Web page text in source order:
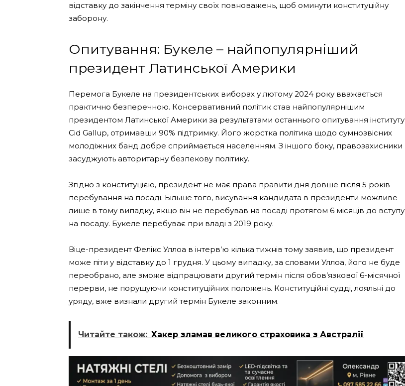
відставку до закінчення терміну своїх повноважень, щоб оминути конституційну
заборону.
Опитування: Букеле – найпопулярніший
президент Латинської Америки
Перемога Букеле на президентських виборах у лютому 2024 року вважається
практично безперечною. Консервативний політик став найпопулярнішим
президентом Латинської Америки за результатами останнього опитування інституту
Cid Gallup, отримавши 90% підтримку. Його жорстка політика щодо сумнозвісних
молодіжних банд добре сприймається населенням. З іншого боку, правозахисники
засуджують авторитарну безпекову політику.
Згідно з конституцією, президент не має права правити дня довше після 5 років
перебування на посаді. Більше того, висування кандидата в президенти можливе
лише в тому випадку, якщо він не перебував на посаді протягом 6 місяців до вступу
на посаду. Букеле перебуває при владі з 2019 року.
Віце-президент Фелікс Уллоа в інтерв’ю кілька тижнів тому заявив, що президент
може піти у відставку до 1 грудня. У цьому випадку, за словами Уллоа, його не буде
переобрано, але зможе відпрацювати другий термін після обов’язкової 6-місячної
перерви, не порушуючи конституційних положень. Конституційні судді, лояльні до
уряду, вже визнали другий термін Букеле законним.
Читайте також: Хакер зламав великого страховика з Австралії